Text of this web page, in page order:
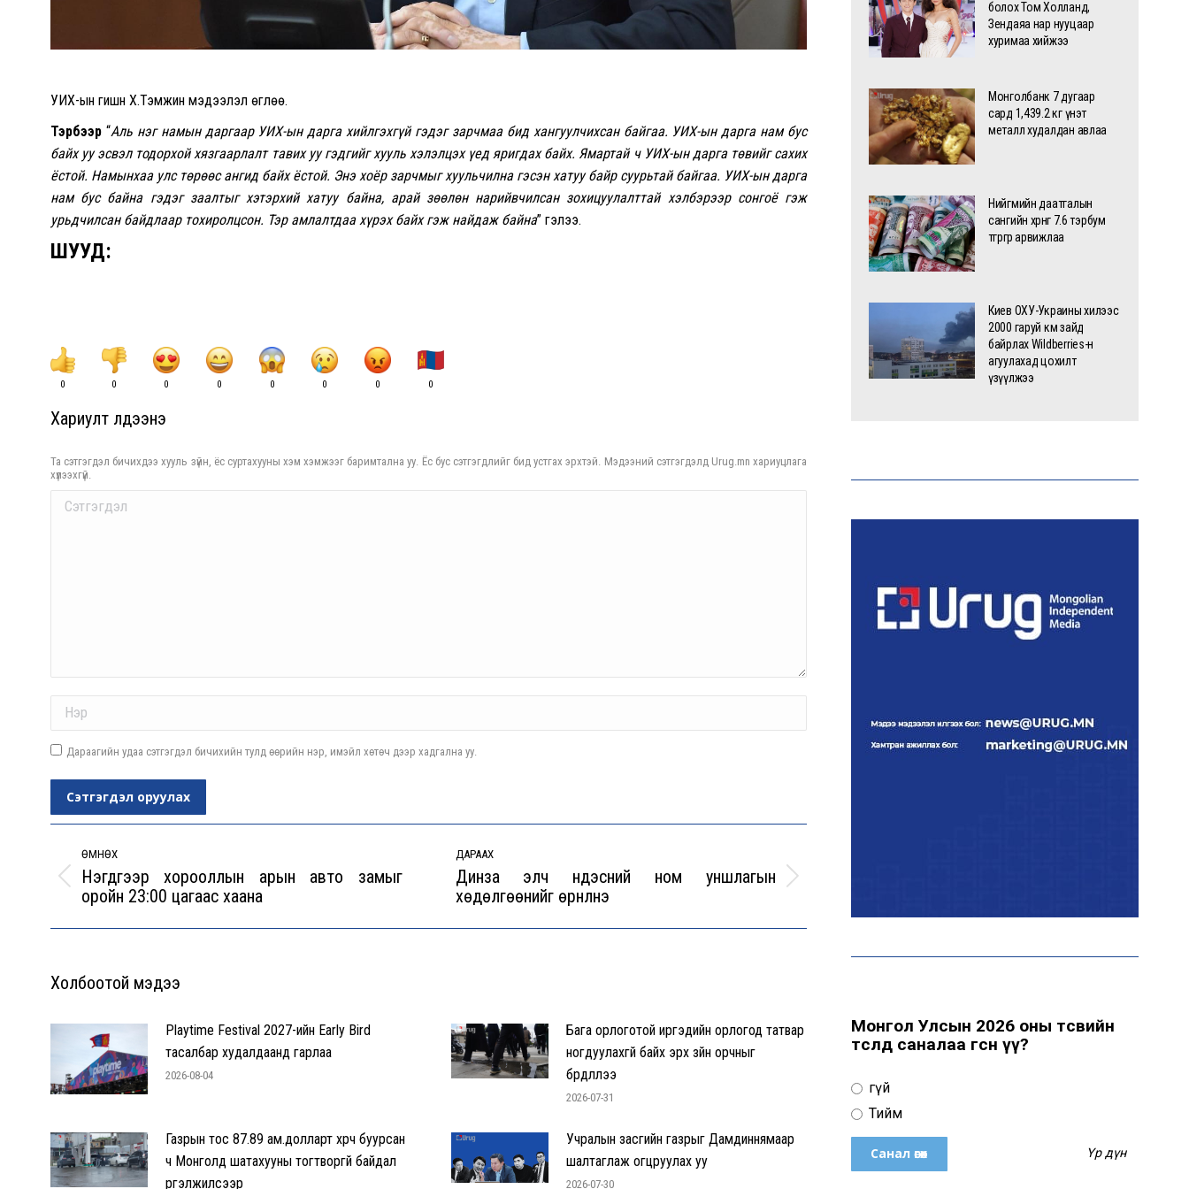
УИХ-ын гишүүн Х.Тэмүүжин мэдээлэл өглөө.
Тэрбээр “Аль нэг намын даргаар УИХ-ын дарга хийлгэхгүй гэдэг зарчмаа бид хангуулчихсан байгаа. УИХ-ын дарга нам бус
байх уу эсвэл тодорхой хязгаарлалт тавих уу гэдгийг хууль хэлэлцэх үед яригдах байх. Ямартай ч УИХ-ын дарга төвийг сахих
ёстой. Намынхаа улс төрөөс ангид байх ёстой. Энэ хоёр зарчмыг хуульчилна гэсэн хатуу байр суурьтай байгаа. УИХ-ын дарга
нам бус байна гэдэг заалтыг хэтэрхий хатуу байна, арай зөөлөн нарийвчилсан зохицуулалттай хэлбэрээр сонгоё гэж
урьдчилсан байдлаар тохиролцсон. Тэр амлалтдаа хүрэх байх гэж найдаж байна” гэлээ.
ШУУД:
0 0 0 0 0 0 0 0
Хариулт үлдээнэ үү
Та сэтгэгдэл бичихдээ хууль зүйн, ёс суртахууны хэм хэмжээг баримтална уу. Ёс бус сэтгэгдлийг бид устгах эрхтэй. Мэдээний сэтгэгдэлд Urug.mn хариуцлага
хүлээхгүй.
Comment
Дараагийн удаа сэтгэгдэл бичихийн тулд өөрийн нэр, имэйл хөтөч дээр хадгална уу.
Сэтгэгдэл оруулах
navigation
ӨМНӨХ
Previous
post:
Нэгдүгээр хорооллын арын авто замыг
оройн 23:00 цагаас хаана
ДАРААХ
Next
post:
Динза элч үндэсний ном уншлагын
хөдөлгөөнийг өрнүүлнэ
Холбоотой мэдээ
Playtime Festival 2027-ийн Early Bird
тасалбар худалдаанд гарлаа
2026-08-04
Бага орлоготой иргэдийн орлогод татвар
ногдуулахгүй байх эрх зүйн орчныг
бүрдүүллээ
2026-07-31
Газрын тос 87.89 ам.долларт хүрч буурсан
ч Монголд шатахууны тогтворгүй байдал
үргэлжилсээр
Учралын засгийн газрыг Дамдиннямаар
шалтаглаж огцруулах уу
2026-07-30
болох Том Холланд,
Зендаяа нар нууцаар
хуримаа хийжээ
Монголбанк 7 дугаар
сард 1,439.2 кг үнэт
металл худалдан авлаа
Нийгмийн даатгалын
сангийн хөрөнгө 7.6 тэрбум
төгрөгөөр арвижлаа
Киев ОХУ-Украины хилээс
2000 гаруй км зайд
байрлах Wildberries-н
агуулахад цохилт
үзүүлжээ
шүүхэд шилжүүлжээ
Шатахууны нийлүүлэлт
Монгол Улсын 2026 оны төсвийн
төсөлд саналаа өгсөн үү?
Үгүй
Тийм
Үр дүн